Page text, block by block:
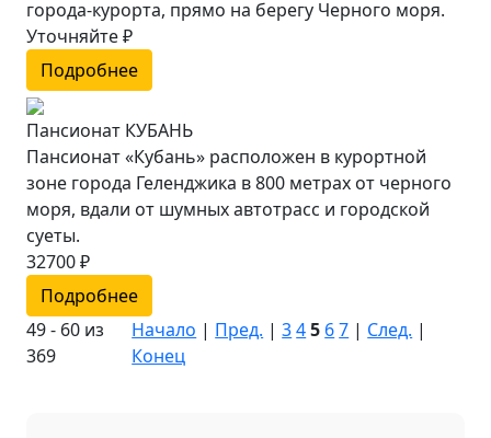
города-курорта, прямо на берегу Черного моря.
Уточняйте ₽
Подробнее
Пансионат КУБАНЬ
Пансионат «Кубань» расположен в курортной
зоне города Геленджика в 800 метрах от черного
моря, вдали от шумных автотрасс и городской
суеты.
32700 ₽
Подробнее
49 - 60 из
369
Начало | Пред. |345 67 | След. |
Конец